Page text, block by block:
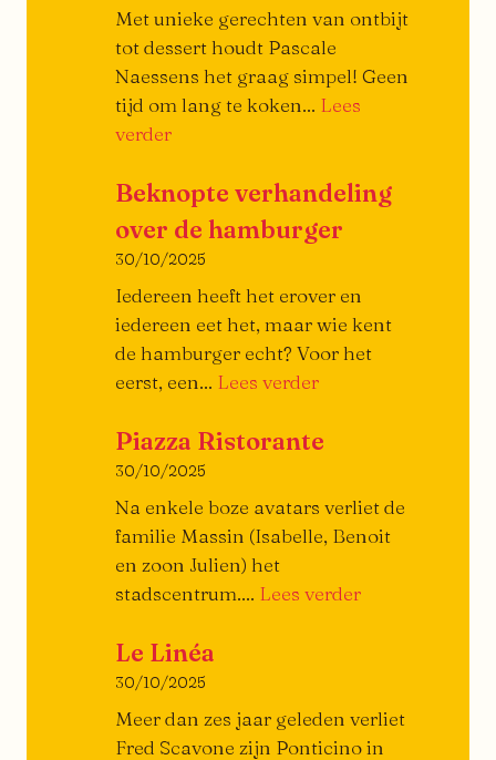
Met unieke gerechten van ontbijt
tot dessert houdt Pascale
Naessens het graag simpel! Geen
tijd om lang te koken... Lees
verderArchi-
Beknopte verhandeling
over de hamburger
30/10/2025
Iedereen heeft het erover en
iedereen eet het, maar wie kent
de hamburger echt? Voor het
eerst, een... Lees verder:
traktaat
burger
Piazza Ristorante
30/10/2025
Na enkele boze avatars verliet de
familie Massin (Isabelle, Benoit
en zoon Julien) het
stadscentrum.... Lees verderPiazza
Le Linéa
30/10/2025
Meer dan zes jaar geleden verliet
Fred Scavone zijn Ponticino in